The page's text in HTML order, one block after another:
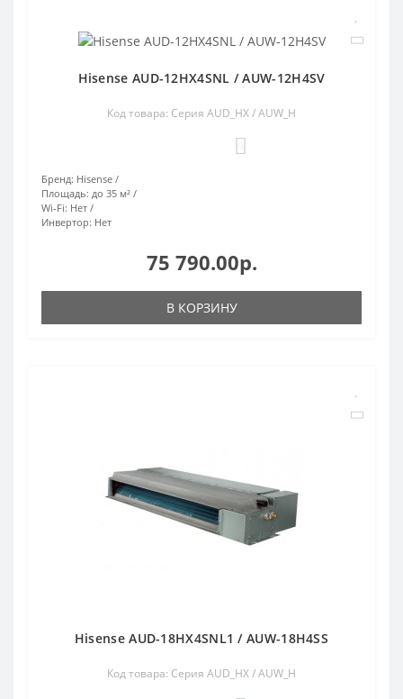
Hisense AUD-12HX4SNL / AUW-12H4SV
Код товара: Серия AUD_HX / AUW_H
Бренд: Hisense
Площадь: до 35 м²
Wi-Fi: Нет
Инвертор: Нет
75 790.00р.
В КОРЗИНУ
Hisense AUD-18HX4SNL1 / AUW-18H4SS
Код товара: Серия AUD_HX / AUW_H